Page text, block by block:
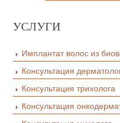
УСЛУГИ
Имплантат волос из
Консультация
Консультация трихолога
Консультация